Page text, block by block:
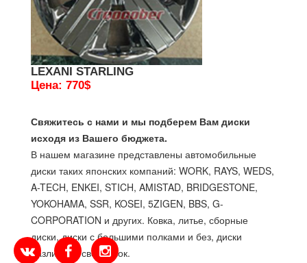
LEXANI STARLING
Цена: 770$
Свяжитесь с нами и мы подберем Вам диски
исходя из Вашего бюджета.
В нашем магазине представлены автомобильные
диски таких японских компаний: WORK, RAYS, WEDS,
A-TECH, ENKEI, STICH, AMISTAD, BRIDGESTONE,
YOKOHAMA, SSR, KOSEI, 5ZIGEN, BBS, G-
CORPORATION и других. Ковка, литье, сборные
диски, диски с большими полками и без, диски
различных сверловок.